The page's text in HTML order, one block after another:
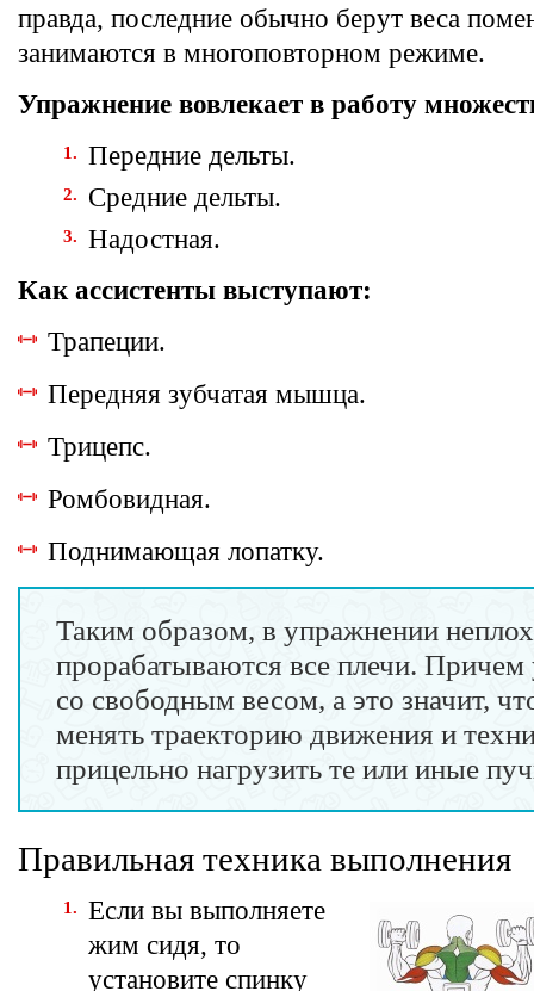
правда, последние обычно берут веса
занимаются в многоповторном режиме.
Упражнение вовлекает в работу
Передние дельты.
Средние дельты.
Надостная.
Как ассистенты выступают:
Трапеции.
Передняя зубчатая мышца.
Трицепс.
Ромбовидная.
Поднимающая лопатку.
Таким образом, в упражнении
прорабатываются все плечи.
со свободным весом, а это значит,
менять траекторию движения и
прицельно нагрузить те или иные
Правильная техника выполнения
Если вы выполняете
жим сидя, то
установите спинку